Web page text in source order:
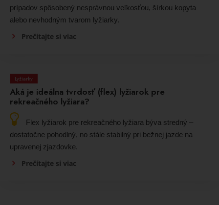
prípadov spôsobený nesprávnou veľkosťou, šírkou kopyta
alebo nevhodným tvarom lyžiarky.
Prečítajte si viac
Lyžiarky
Aká je ideálna tvrdosť (flex) lyžiarok pre
rekreačného lyžiara?
Flex lyžiarok pre rekreačného lyžiara býva stredný –
dostatočne pohodlný, no stále stabilný pri bežnej jazde na
upravenej zjazdovke.
Prečítajte si viac